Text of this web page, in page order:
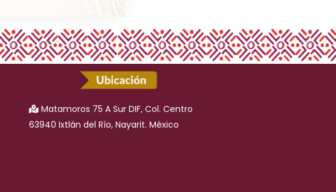
Matamoros 75 A Sur DIF, Col. Centro
63940 Ixtlán del Río, Nayarit. México